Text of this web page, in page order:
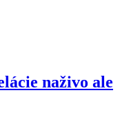
naživo ale